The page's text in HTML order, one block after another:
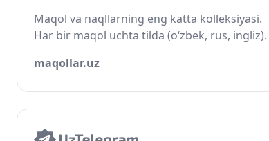
Maqol va naqllarning eng katta kolleksiyasi.
Har bir maqol uchta tilda (o‘zbek, rus, ingliz).
maqollar.uz